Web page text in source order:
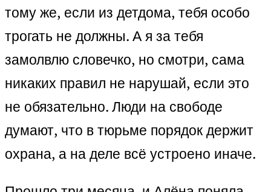
тому же, если из детдома, тебя особо
трогать не должны. А я за тебя
замолвлю словечко, но смотри, сама
никаких правил не нарушай, если это
не обязательно. Люди на свободе
думают, что в тюрьме порядок держит
охрана, а на деле всё устроено иначе.